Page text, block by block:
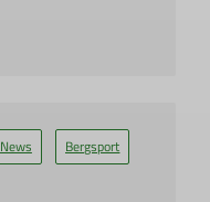
News Bergsport